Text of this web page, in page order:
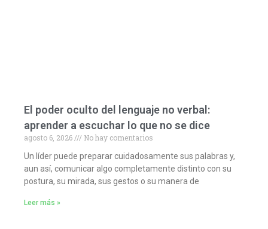
El poder oculto del lenguaje no verbal:
aprender a escuchar lo que no se dice
agosto 6, 2026
No hay comentarios
Un líder puede preparar cuidadosamente sus palabras y,
aun así, comunicar algo completamente distinto con su
postura, su mirada, sus gestos o su manera de
Leer más »